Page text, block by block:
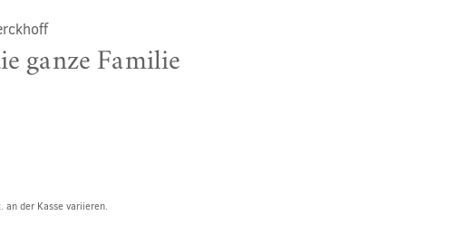
ganze Familie
an der Kasse variieren.